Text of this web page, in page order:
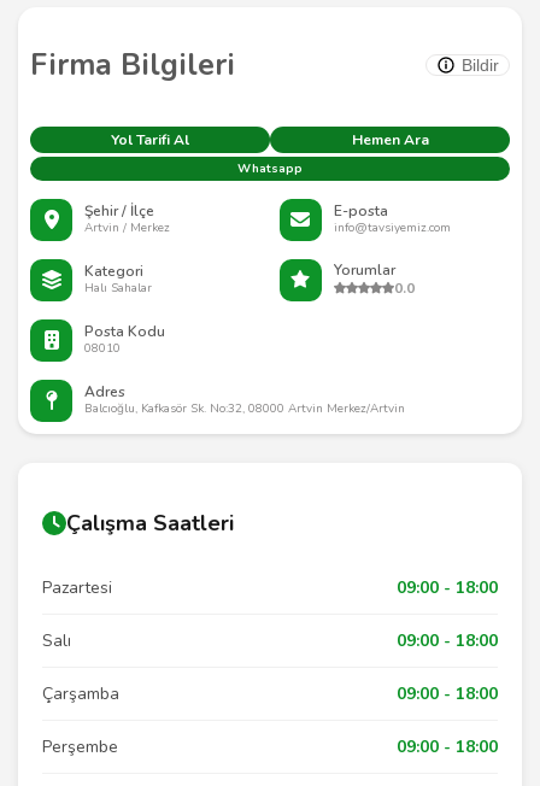
Firma Bilgileri Bildir
Yol Tarifi Al Hemen Ara
Whatsapp
Şehir / İlçe
Artvin / Merkez
E-posta
info@tavsiyemiz.com
Kategori
Halı Sahalar
Yorumlar
0.0
Posta Kodu
08010
Adres
Balcıoğlu, Kafkasör Sk. No:32, 08000 Artvin Merkez/Artvin
Çalışma Saatleri
Pazartesi 09:00 - 18:00
Salı 09:00 - 18:00
Çarşamba 09:00 - 18:00
Perşembe 09:00 - 18:00